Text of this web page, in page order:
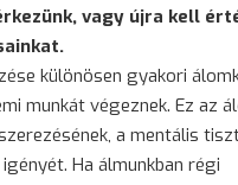
vagy újra kell
különösen gyakori
munkát végeznek. Ez az
a mentális
Ha álmunkban régi